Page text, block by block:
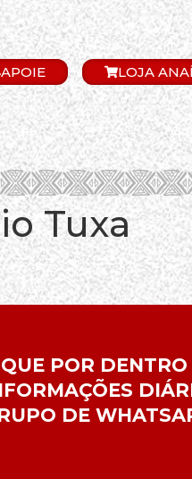
APOIE LOJA
Tuxa
POR
DE